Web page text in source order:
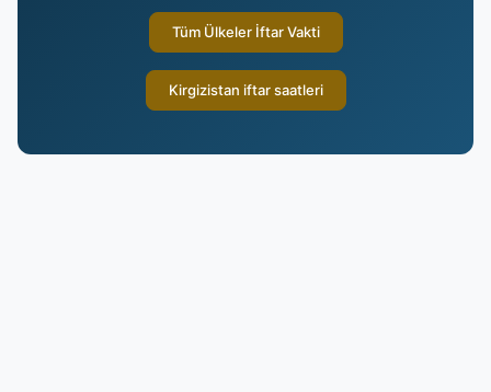
Tüm Ülkeler İftar Vakti
Kirgizistan iftar saatleri